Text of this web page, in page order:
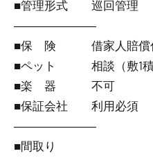
■管理形式 巡回管理
―――――――
■保 険 借家人賠償付
■ペット 相談（敷1積
■楽 器 不可
■保証会社 利用必須
―――――――
■間取り